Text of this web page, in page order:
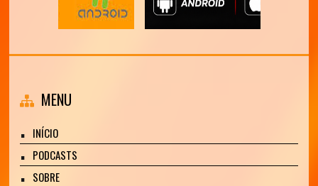
MENU
INÍCIO
PODCASTS
SOBRE